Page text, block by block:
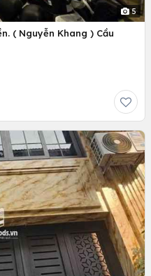
5
( Nguyễn Khang ) Cầu